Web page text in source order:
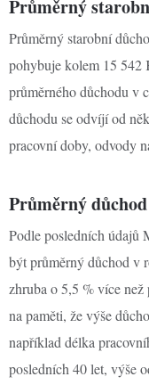
Průměrný
Průměrný starobní
pohybuje kolem 15 542
průměrného důchodu v
důchodu se odvíjí od
pracovní doby, odvody
Průměrný
Podle posledních údajů
být průměrný důchod v
zhruba o 5,5 % více
na paměti, že výše
například délka
posledních 40 let, výše